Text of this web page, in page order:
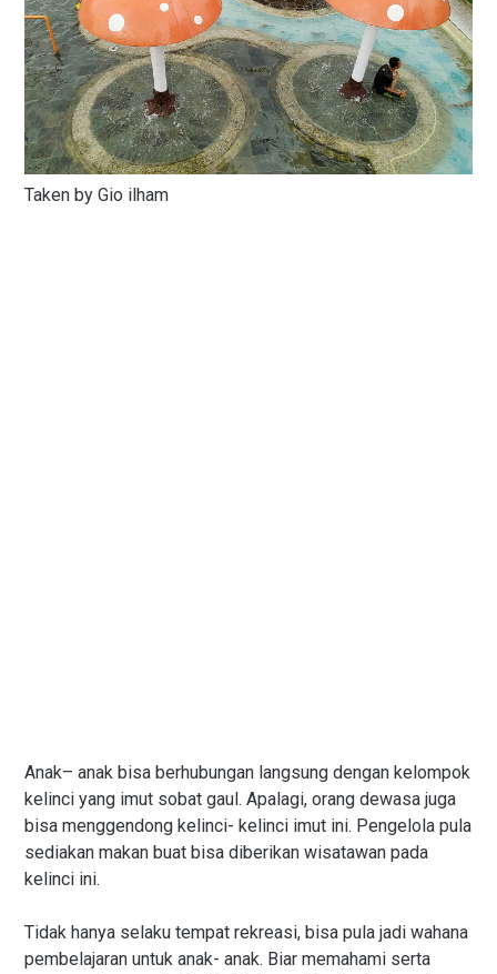
Taken by Gio ilham
Anak– anak bisa berhubungan langsung dengan kelompok
kelinci yang imut sobat gaul. Apalagi, orang dewasa juga
bisa menggendong kelinci- kelinci imut ini. Pengelola pula
sediakan makan buat bisa diberikan wisatawan pada
kelinci ini.
Tidak hanya selaku tempat rekreasi, bisa pula jadi wahana
pembelajaran untuk anak- anak. Biar memahami serta